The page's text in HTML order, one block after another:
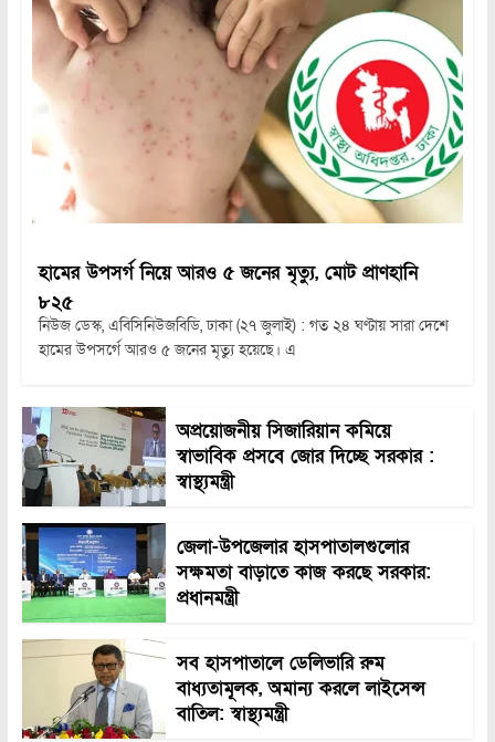
হামের উপসর্গ নিয়ে আরও ৫ জনের মৃত্যু, মোট প্রাণহানি
৮২৫
নিউজ ডেস্ক, এবিসিনিউজবিডি, ঢাকা (২৭ জুলাই) : গত ২৪ ঘণ্টায় সারা দেশে
হামের উপসর্গে আরও ৫ জনের মৃত্যু হয়েছে। এ
অপ্রয়োজনীয় সিজারিয়ান কমিয়ে
স্বাভাবিক প্রসবে জোর দিচ্ছে সরকার :
স্বাস্থ্যমন্ত্রী
জেলা-উপজেলার হাসপাতালগুলোর
সক্ষমতা বাড়াতে কাজ করছে সরকার:
প্রধানমন্ত্রী
সব হাসপাতালে ডেলিভারি রুম
বাধ্যতামূলক, অমান্য করলে লাইসেন্স
বাতিল: স্বাস্থ্যমন্ত্রী